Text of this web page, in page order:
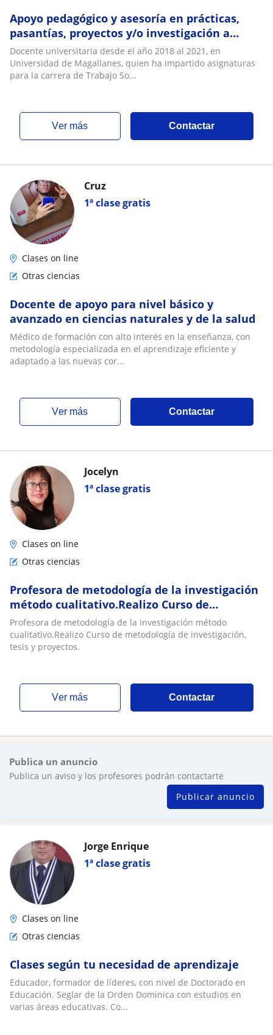
Apoyo pedagógico y asesoría en prácticas,
pasantías, proyectos y/o investigación a
estudiantes del área de Servicio Social
Docente universitaria desde el año 2018 al 2021, en
Universidad de Magallanes, quien ha impartido asignaturas
para la carrera de Trabajo So...
ver más Contactar
1ª clase gratis
Cruz
Clases on line
Otras ciencias
Docente de apoyo para nivel básico y
avanzado en ciencias naturales y de la salud
Médico de formación con alto interés en la enseñanza, con
metodología especializada en el aprendizaje eficiente y
adaptado a las nuevas cor...
ver más Contactar
1ª clase gratis
Jocelyn
Clases on line
Otras ciencias
Profesora de metodología de la investigación
método cualitativo.Realizo Curso de
metodología de investigación, tesis y
proyectos
Profesora de metodología de la investigación método
cualitativo.Realizo Curso de metodología de investigación,
tesis y proyectos.
ver más Contactar
Publica un anuncio
Publica un aviso y los profesores podrán contactarte
Publicar anuncio
1ª clase gratis
Jorge Enrique
Clases on line
Otras ciencias
Clases según tu necesidad de aprendizaje
Educador, formador de líderes, con nivel de Doctorado en
Educación. Seglar de la Orden Dominica con estudios en
varias áreas educativas. Co...